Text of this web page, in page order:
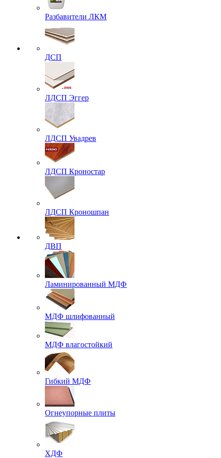
Разбавители ЛКМ
ДСП
ЛДСП Эггер
ЛДСП Увадрев
ЛДСП Кроностар
ЛДСП Кроношпан
ДВП
Ламинированный МДФ
МДФ шлифованный
МДФ влагостойкий
Гибкий МДФ
Огнеупорные плиты
ХДФ